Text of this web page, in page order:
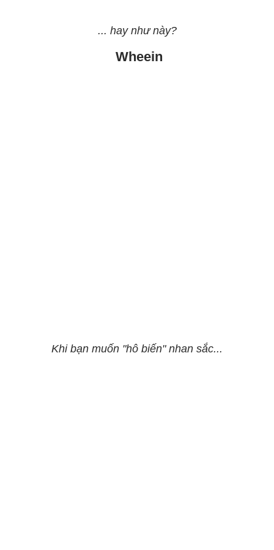
... hay như này?
Wheein
Khi bạn muốn "hô biến" nhan sắc...